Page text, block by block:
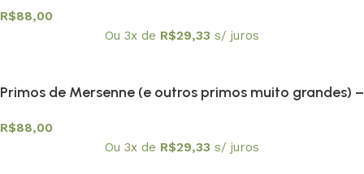
R$88,00
Ou 3x de R$29,33 s/ juros
Primos de Mersenne (e outros primos muito grandes) –
R$88,00
Ou 3x de R$29,33 s/ juros